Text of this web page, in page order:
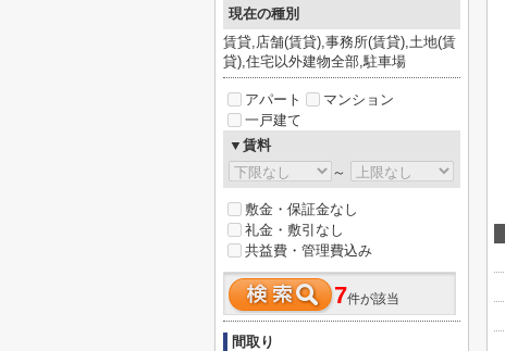
現在の種別
賃貸,店舗(賃貸),事務所(賃貸),土地(賃
貸),住宅以外建物全部,駐車場
アパート
マンション
一戸建て
▼賃料
～
敷金・保証金なし
礼金・敷引なし
共益費・管理費込み
7件が該当
間取り